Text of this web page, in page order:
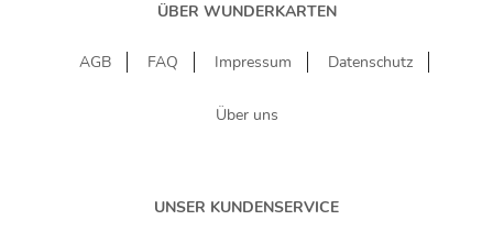
ÜBER WUNDERKARTEN
AGB FAQ Impressum Datenschutz
Über uns
UNSER KUNDENSERVICE